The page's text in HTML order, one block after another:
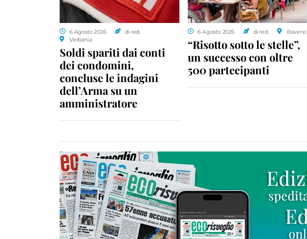
6 Agosto 2026
di red.
Verbania
Soldi spariti dai conti
dei condomini,
concluse le indagini
dell’Arma su un
amministratore
6 Agosto 2026 di red. Baveno
“Risotto sotto le stelle”,
un successo con oltre
500 partecipanti